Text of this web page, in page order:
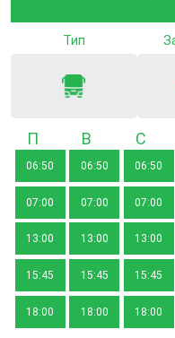
Тип
Понеделник
06:50
07:00
13:00
15:45
18:00
Вторник
06:50
07:00
13:00
15:45
18:00
06:50
07:00
13:00
15:45
18:00